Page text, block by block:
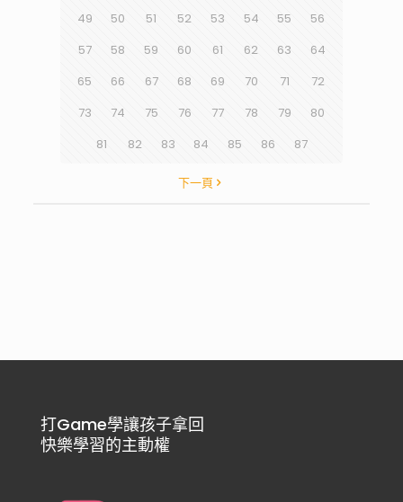
49
50 51 52 53 54 55
56
57
58 59 60 61 62 63
64
65
66 67 68 69 70 71
72
73
74 75 76 77 78 79
80
81
82 83 84 85 86 87
下一頁
打Game學讓孩子拿回
快樂學習的主動權